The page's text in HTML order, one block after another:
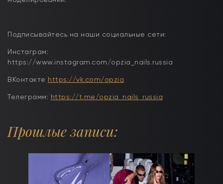
Подписывайтесь на наши социальные сети:
Инстаграм:
https://www.instagram.com/opzia_nails.russia
ВКонтакте https://vk.com/opzia
Телеграмм: https://t.me/opzia_nails_russia
Прошлые записи: